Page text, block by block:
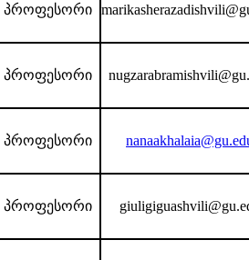
პროფესორი
პროფესორი
პროფესორი
პროფესორი